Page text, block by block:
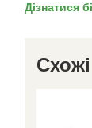
Дізнатися